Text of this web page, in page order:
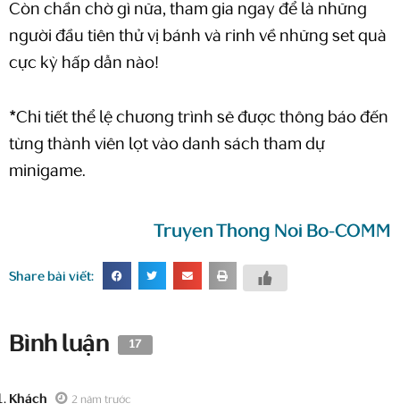
Còn chần chờ gì nữa, tham gia ngay để là những
người đầu tiên thử vị bánh và rinh về những set quà
cực kỳ hấp dẫn nào!
*Chi tiết thể lệ chương trình sẽ được thông báo đến
từng thành viên lọt vào danh sách tham dự
minigame.
Truyen Thong Noi Bo-COMM
Share bài viết:
Bình luận 17
Khách 2 năm trước